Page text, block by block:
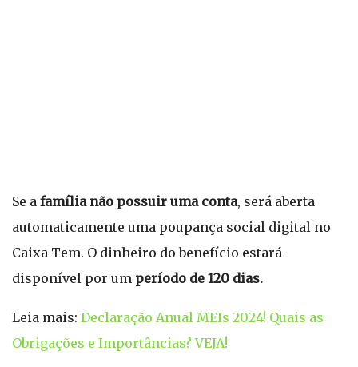
Se a família não possuir uma conta, será aberta
automaticamente uma poupança social digital no
Caixa Tem. O dinheiro do benefício estará
disponível por um período de 120 dias.
Leia mais: Declaração Anual MEIs 2024! Quais as
Obrigações e Importâncias? VEJA!